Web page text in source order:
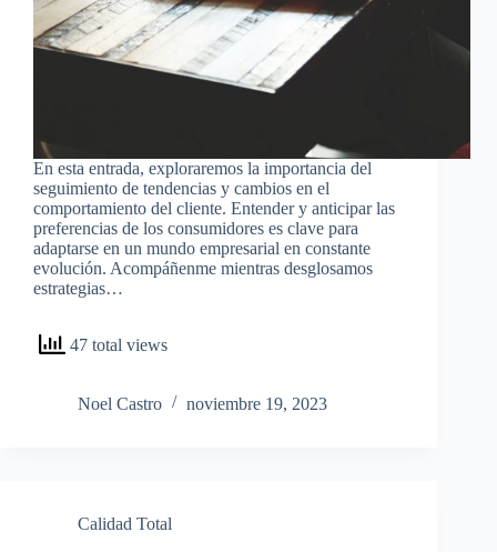
En esta entrada, exploraremos la importancia del
seguimiento de tendencias y cambios en el
comportamiento del cliente. Entender y anticipar las
preferencias de los consumidores es clave para
adaptarse en un mundo empresarial en constante
evolución. Acompáñenme mientras desglosamos
estrategias…
47 total views
Noel Castro noviembre 19, 2023
Calidad Total